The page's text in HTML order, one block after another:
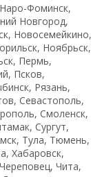
Фоминск,
Новгород,
Новосемейкино,
Ноябрьск,
Пермь,
Псков,
Рязань,
Севастополь,
Смоленск,
Сургут,
Тула, Тюмень,
Хабаровск,
Чита,